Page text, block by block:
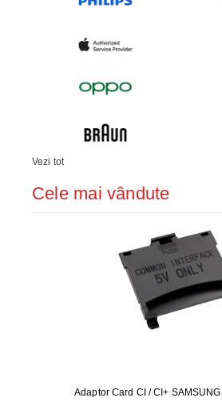
Vezi tot
Cele mai vândute
Adaptor Card CI / CI+